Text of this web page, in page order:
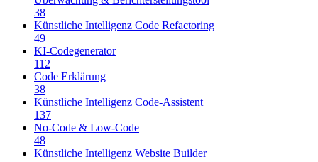
38
Künstliche Intelligenz Code Refactoring
49
KI-Codegenerator
112
Code Erklärung
38
Künstliche Intelligenz Code-Assistent
137
No-Code & Low-Code
48
Künstliche Intelligenz Website Builder